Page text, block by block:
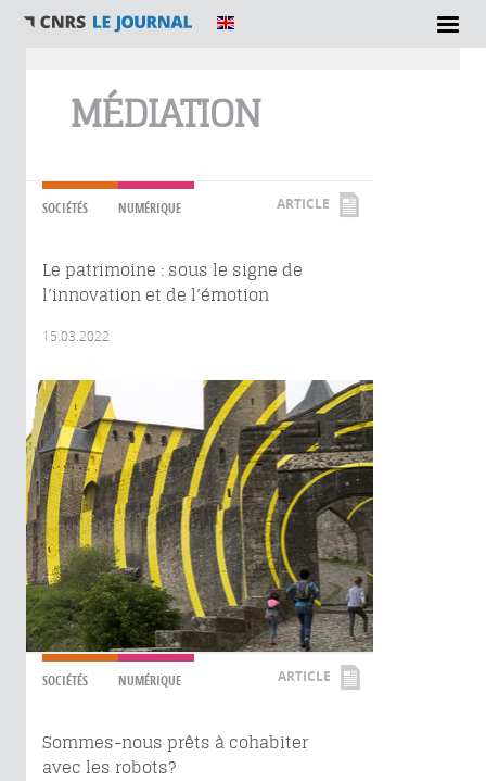
MÉDIATION
SOCIÉTÉS NUMÉRIQUE ARTICLE
Le patrimoine : sous le signe de
l’innovation et de l’émotion
15.03.2022
SOCIÉTÉS NUMÉRIQUE ARTICLE
Sommes-nous prêts à cohabiter
avec les robots?